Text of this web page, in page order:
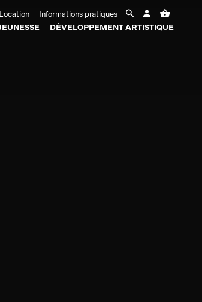
Location
Informations pratiques
DÉVELOPPEMENT ARTISTIQUE